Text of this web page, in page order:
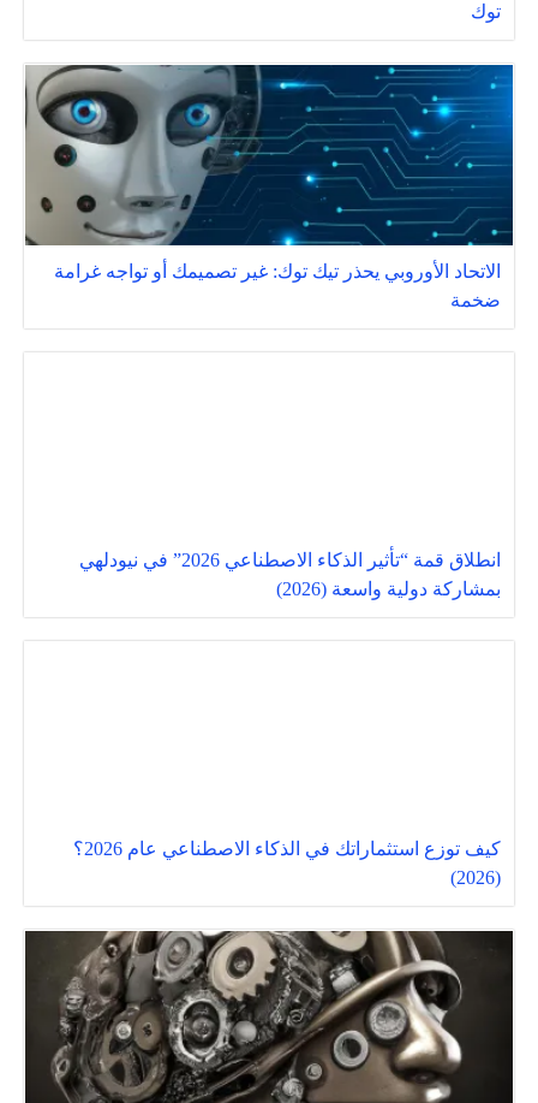
توك ‎‎
الاتحاد الأوروبي يحذر تيك توك: غير تصميمك أو تواجه غرامة
ضخمة
انطلاق قمة “تأثير الذكاء الاصطناعي 2026” في نيودلهي
بمشاركة دولية واسعة (2026)
كيف توزع استثماراتك في الذكاء الاصطناعي عام 2026؟
(2026)